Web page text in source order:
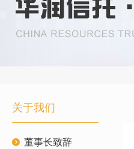
关于我们
董事长致辞